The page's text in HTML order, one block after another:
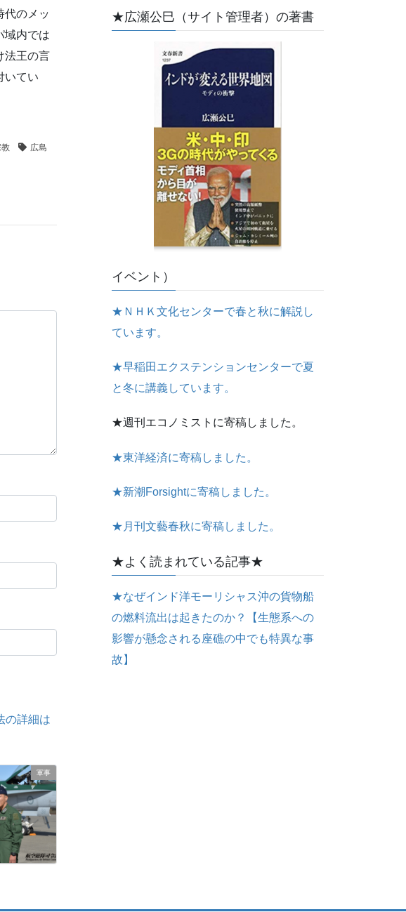
代のメッ
域内では
法王の言
いてい
広島
の詳細は
軍事
★広瀬公巳（サイト管理者）の著書
イベント）
★ＮＨＫ文化センターで春と秋に解説し
ています。
★早稲田エクステンションセンターで夏
と冬に講義しています。
★週刊エコノミストに寄稿しました。
★東洋経済に寄稿しました。
★新潮Forsightに寄稿しました。
★月刊文藝春秋に寄稿しました。
★よく読まれている記事★
★なぜインド洋モーリシャス沖の貨物船
の燃料流出は起きたのか？【生態系への
影響が懸念される座礁の中でも特異な事
故】